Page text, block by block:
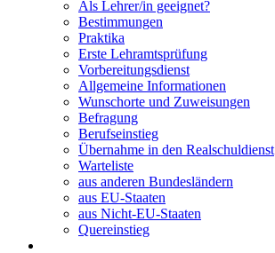
Als Lehrer/in geeignet?
Bestimmungen
Praktika
Erste Lehramtsprüfung
Vorbereitungsdienst
Allgemeine Informationen
Wunschorte und Zuweisungen
Befragung
Berufseinstieg
Übernahme in den Realschuldienst
Warteliste
aus anderen Bundesländern
aus EU-Staaten
aus Nicht-EU-Staaten
Quereinstieg